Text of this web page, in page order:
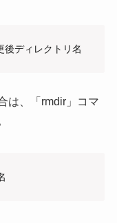
ディレクトリ名
は、「rmdir」コマ